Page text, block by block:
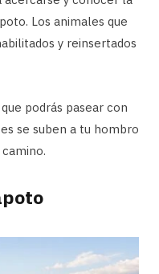
Los animales que
y reinsertados
podrás pasear con
se suben a tu hombro